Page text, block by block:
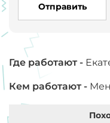
Отправить
Где работают -
Кем работают -